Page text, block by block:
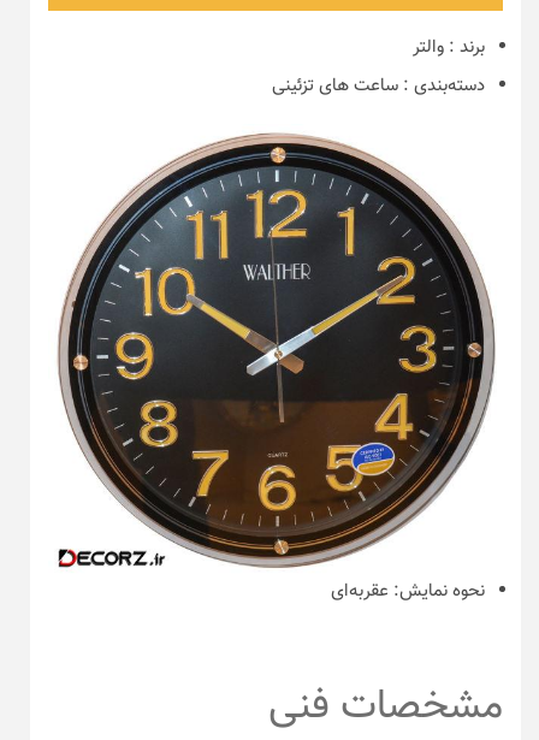
برند : والتر
دسته‌بندی : ساعت های تزئینی
نحوه نمایش: عقربه‌ای
مشخصات فنی